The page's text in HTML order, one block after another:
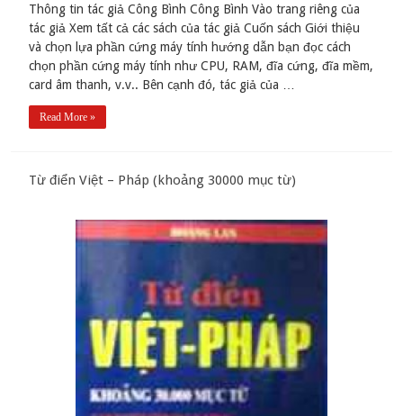
Thông tin tác giả Công Bình Công Bình Vào trang riêng của
tác giả Xem tất cả các sách của tác giả Cuốn sách Giới thiệu
và chọn lựa phần cứng máy tính hướng dẫn bạn đọc cách
chọn phần cứng máy tính như CPU, RAM, đĩa cứng, đĩa mềm,
card âm thanh, v.v.. Bên cạnh đó, tác giả của …
Read More »
Từ điển Việt – Pháp (khoảng 30000 mục từ)